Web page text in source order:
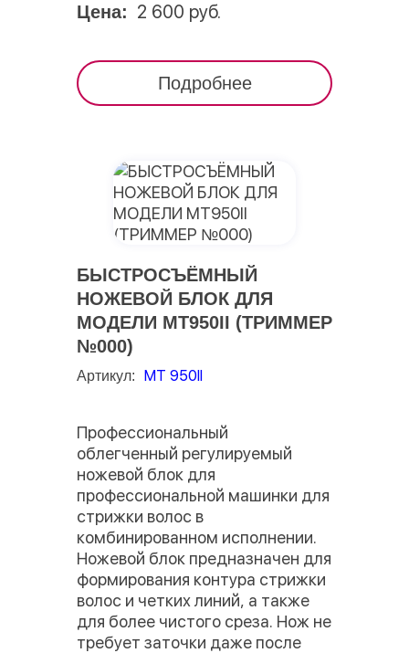
Цена: 2 600 руб.
Подробнее
БЫСТРОСЪЁМНЫЙ
НОЖЕВОЙ БЛОК ДЛЯ
МОДЕЛИ MT950II (ТРИММЕР
№000)
Артикул: МТ 950II
Профессиональный
облегченный регулируемый
ножевой блок для
профессиональной машинки для
стрижки волос в
комбинированном исполнении.
Ножевой блок предназначен для
формирования контура стрижки
волос и четких линий, а также
для более чистого среза. Нож не
требует заточки даже после